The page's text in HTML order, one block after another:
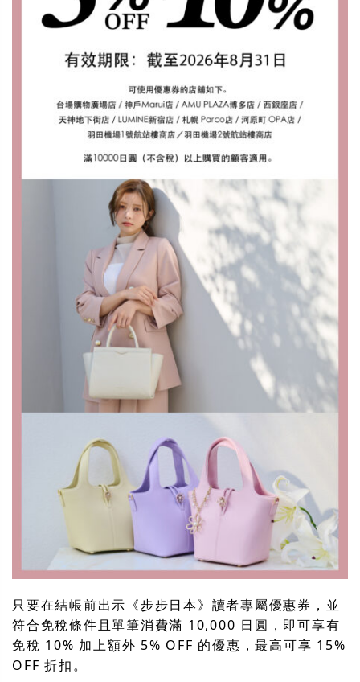
只要在結帳前出示《步步日本》讀者專屬優惠券，並
符合免稅條件且單筆消費滿 10,000 日圓，即可享有
免稅 10% 加上額外 5% OFF 的優惠，最高可享 15%
OFF 折扣。